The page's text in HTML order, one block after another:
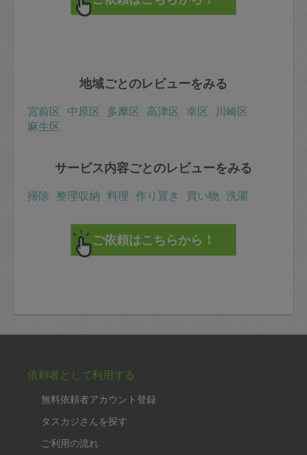
地域ごとのレビューをみる
宮前区 中原区 多摩区 高津区 幸区
川崎区
麻生区
サービス内容ごとのレビューをみる
掃除 整理収納 料理 作り置き 買い物 洗濯
依頼者として利用する
無料依頼者アカウント登録
タスカジさんを探す
ご利用の流れ